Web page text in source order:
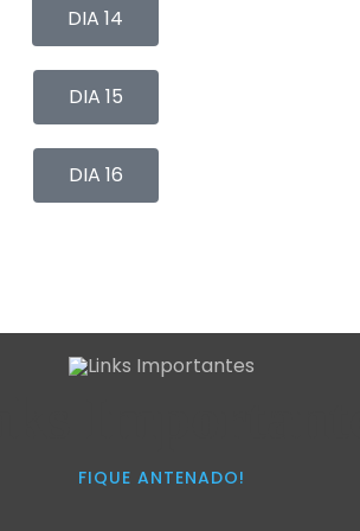
DIA 14
DIA 15
DIA 16
FIQUE ANTENADO!